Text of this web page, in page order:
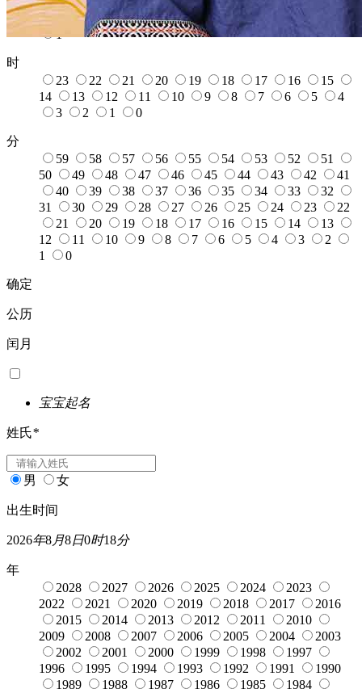
12
11 10 9 8 7 4
1
时
23
22 21 20 19 18 17 16
15
14
13 12 11 10 9 8 7 6 5
4
3
2 1 0
分
59
58 57 56 55 54 53 52
51
50
49 48 47 46 45 44 43 42
41
40
39 38 37 36 35 34 33
32
31
30 29 28 27 26 25 24 23
22
21
20 19 18 17 16 15 14
13
12
11 10 9 8 7 6 5 4 3
2
1
0
确定
公历
闰月
宝宝起名
姓氏*
男 女
出生时间
2026年8月8日0时18分
年
2028
2027 2026 2025 2024
2023
2022
2021 2020 2019 2018 2017
2016
2015
2014 2013 2012 2011
2010
2009
2008 2007 2006 2005 2004
2003
2002
2001 2000 1999 1998
1997
1996
1995 1994 1993 1992 1991
1990
1989
1988 1987 1986 1985
1984